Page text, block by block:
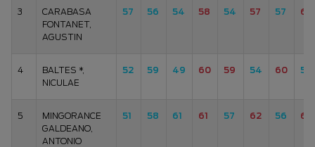
3
CARABASA
FONTANET,
AGUSTIN
57 56 54 58 54 57 57 62
4
BALTES *,
NICULAE
52 59 49 60 59 54 60 54
5
MINGORANCE
GALDEANO,
ANTONIO
51 58 61 61 57 62 56 66